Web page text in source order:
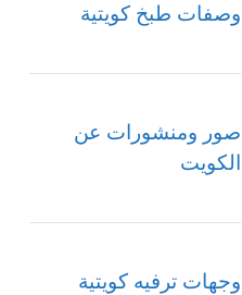
وصفات طبخ كويتية
صور ومنشورات عن
الكويت
وجهات ترفيه كويتية